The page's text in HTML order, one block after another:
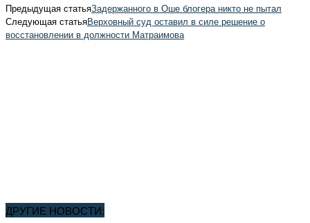
Предыдущая статьяЗадержанного в Оше блогера никто не пытал
Следующая статьяВерховный суд оставил в силе решение о
восстановлении в должности Матраимова
ДРУГИЕ НОВОСТИ: